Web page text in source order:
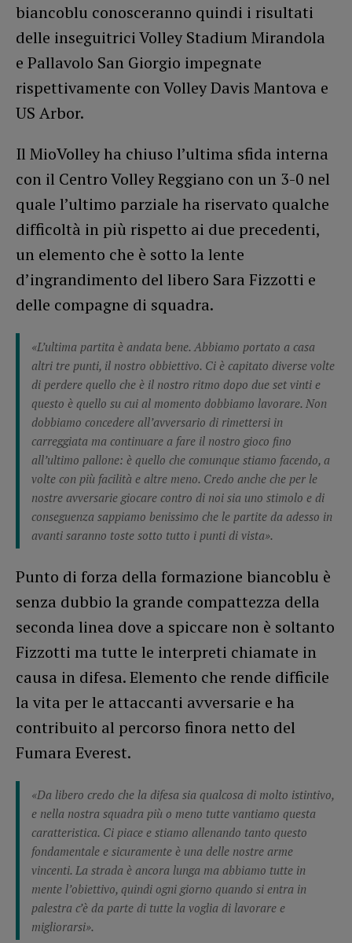
biancoblu conosceranno quindi i risultati
delle inseguitrici Volley Stadium Mirandola
e Pallavolo San Giorgio impegnate
rispettivamente con Volley Davis Mantova e
US Arbor.
Il MioVolley ha chiuso l’ultima sfida interna
con il Centro Volley Reggiano con un 3-0 nel
quale l’ultimo parziale ha riservato qualche
difficoltà in più rispetto ai due precedenti,
un elemento che è sotto la lente
d’ingrandimento del libero Sara Fizzotti e
delle compagne di squadra.
«L’ultima partita è andata bene. Abbiamo portato a casa
altri tre punti, il nostro obbiettivo. Ci è capitato diverse volte
di perdere quello che è il nostro ritmo dopo due set vinti e
questo è quello su cui al momento dobbiamo lavorare. Non
dobbiamo concedere all’avversario di rimettersi in
carreggiata ma continuare a fare il nostro gioco fino
all’ultimo pallone: è quello che comunque stiamo facendo, a
volte con più facilità e altre meno. Credo anche che per le
nostre avversarie giocare contro di noi sia uno stimolo e di
conseguenza sappiamo benissimo che le partite da adesso in
avanti saranno toste sotto tutto i punti di vista».
Punto di forza della formazione biancoblu è
senza dubbio la grande compattezza della
seconda linea dove a spiccare non è soltanto
Fizzotti ma tutte le interpreti chiamate in
causa in difesa. Elemento che rende difficile
la vita per le attaccanti avversarie e ha
contribuito al percorso finora netto del
Fumara Everest.
«Da libero credo che la difesa sia qualcosa di molto istintivo,
e nella nostra squadra più o meno tutte vantiamo questa
caratteristica. Ci piace e stiamo allenando tanto questo
fondamentale e sicuramente è una delle nostre arme
vincenti. La strada è ancora lunga ma abbiamo tutte in
mente l’obiettivo, quindi ogni giorno quando si entra in
palestra c’è da parte di tutte la voglia di lavorare e
migliorarsi».